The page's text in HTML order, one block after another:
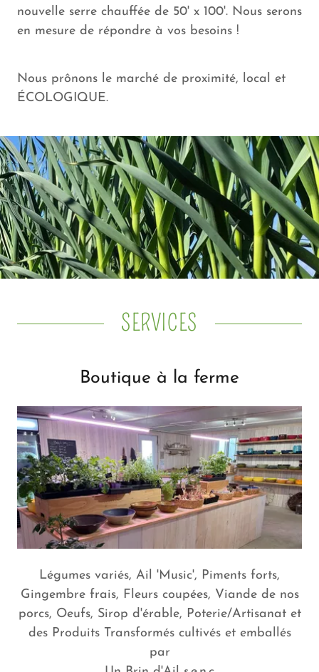
nouvelle serre chauffée de 50' x 100'. Nous serons
en mesure de répondre à vos besoins !
Nous prônons le marché de proximité, local et
ÉCOLOGIQUE.
SERVICES
Boutique à la ferme
Légumes variés, Ail 'Music', Piments forts,
Gingembre frais, Fleurs coupées, Viande de nos
porcs, Oeufs, Sirop d'érable, Poterie/Artisanat et
des Produits Transformés cultivés et emballés
par